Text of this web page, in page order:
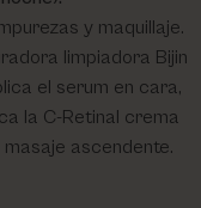
y maquillaje.
limpiadora Bijin
el serum en cara,
la C-Retinal crema
ascendente.